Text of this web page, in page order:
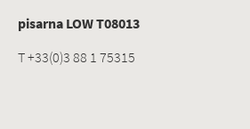
pisarna LOW T08013
T +33(0)3 88 1 75315